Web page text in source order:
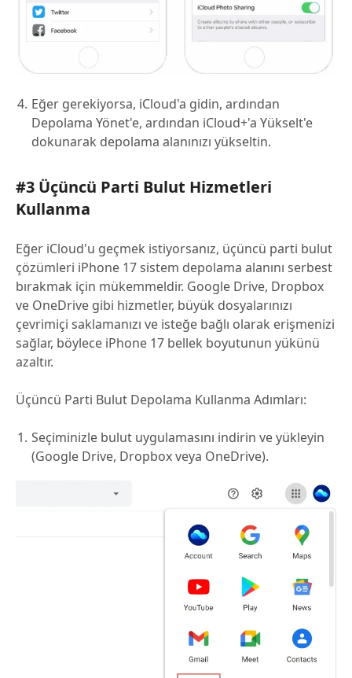
Eğer gerekiyorsa, iCloud'a gidin, ardından
Depolama Yönet'e, ardından iCloud+'a Yükselt'e
dokunarak depolama alanınızı yükseltin.
#3 Üçüncü Parti Bulut Hizmetleri
Kullanma
Eğer iCloud'u geçmek istiyorsanız, üçüncü parti bulut
çözümleri iPhone 17 sistem depolama alanını serbest
bırakmak için mükemmeldir. Google Drive, Dropbox
ve OneDrive gibi hizmetler, büyük dosyalarınızı
çevrimiçi saklamanızı ve isteğe bağlı olarak erişmenizi
sağlar, böylece iPhone 17 bellek boyutunun yükünü
azaltır.
Üçüncü Parti Bulut Depolama Kullanma Adımları:
Seçiminizle bulut uygulamasını indirin ve yükleyin
(Google Drive, Dropbox veya OneDrive).